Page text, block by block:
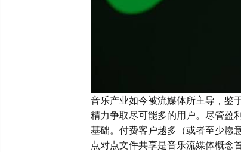
音乐产业如今被流媒体所主导，鉴
精力争取尽可能多的用户。尽管盈
基础。付费客户越多（或者至少愿
点对点文件共享是音乐流媒体概念